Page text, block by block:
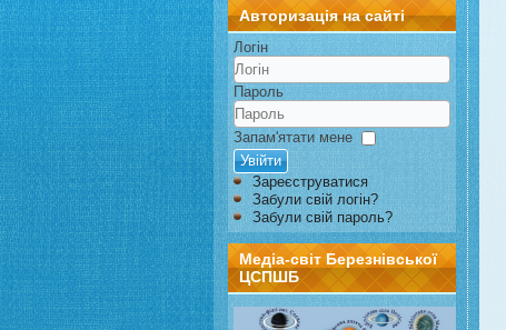
Авторизація на сайті
Логін
Пароль
Запам'ятати мене
Увійти
Зареєструватися
Забули свій логін?
Забули свій пароль?
Медіа-світ Березнівської
ЦСПШБ